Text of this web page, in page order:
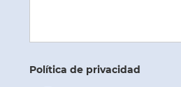
Política de privacidad